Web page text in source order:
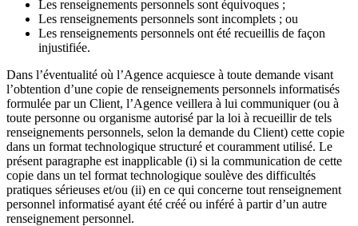
Les renseignements personnels sont équivoques ;
Les renseignements personnels sont incomplets ; ou
Les renseignements personnels ont été recueillis de façon
injustifiée.
Dans l’éventualité où l’Agence acquiesce à toute demande visant
l’obtention d’une copie de renseignements personnels informatisés
formulée par un Client, l’Agence veillera à lui communiquer (ou à
toute personne ou organisme autorisé par la loi à recueillir de tels
renseignements personnels, selon la demande du Client) cette copie
dans un format technologique structuré et couramment utilisé. Le
présent paragraphe est inapplicable (i) si la communication de cette
copie dans un tel format technologique soulève des difficultés
pratiques sérieuses et/ou (ii) en ce qui concerne tout renseignement
personnel informatisé ayant été créé ou inféré à partir d’un autre
renseignement personnel.